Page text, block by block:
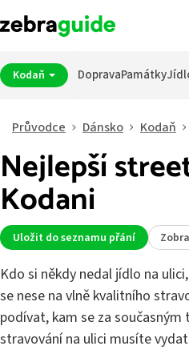
Kodaň DopravaPamátky
Průvodce Dánsko Kodaň
Nejlepší
Kodani
Uložit do seznamu přání
Kdo si někdy nedal jídlo na
se nese na vlně kvalitního
podívat, kam se za
stravování na ulici musíte